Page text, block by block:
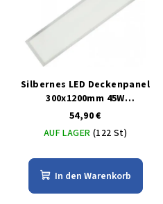
Silbernes LED Deckenpanel
300x1200mm 45W
tageslichtweiß
54,90 €
AUF LAGER (122 St)
In den Warenkorb